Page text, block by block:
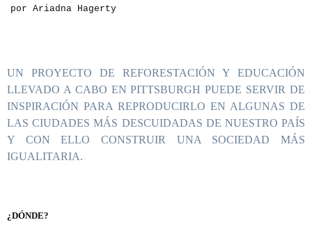
por Ariadna Hagerty
UN PROYECTO DE REFORESTACIÓN Y EDUCACIÓN
LLEVADO A CABO EN PITTSBURGH PUEDE SERVIR DE
INSPIRACIÓN PARA REPRODUCIRLO EN ALGUNAS DE
LAS CIUDADES MÁS DESCUIDADAS DE NUESTRO PAÍS
Y CON ELLO CONSTRUIR UNA SOCIEDAD MÁS
IGUALITARIA.
¿DÓNDE?